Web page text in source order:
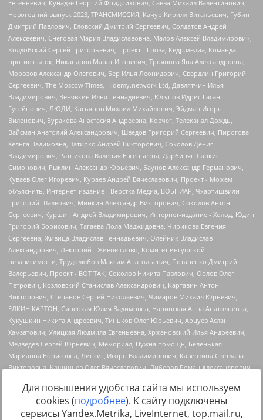
Источник:https://minjust.gov.ru/uploaded/files/reestr-
Для повышения удобства сайта мы используем
cookies (подробнее). К сайту подключены
сервисы Yandex.Metrika, LiveInternet, top.mail.ru,